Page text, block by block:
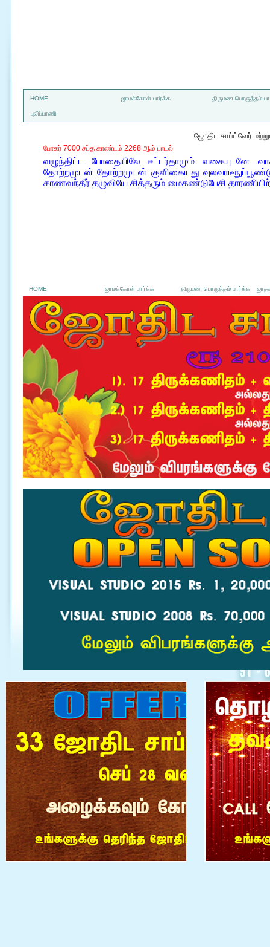
HOME ஜாமக்கோள் பார்க்க திருமண பொருத்தம்
புலிப்பாணி
ஜோதிட சாப்ட்வேர்
போகர் 7000 சப்த காண்டம் 2268 ஆம் பாடல்
வழுந்திட்ட போதையிலே சட்டர்தாமும் வகையுடனே
தோற்றமுடன் தோற்றமுடன் குளிகையது
காணவந்தீர் தழுவியே சித்தரும் மைகண்டுபேசி
HOME ஜாமக்கோள் பார்க்க திருமண பொருத்தம் பார்க்க